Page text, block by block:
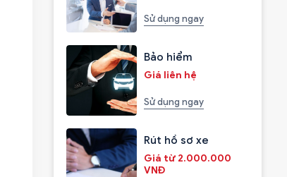
Sử dụng ngay
Bảo hiểm
Giá liên hệ
Sử dụng ngay
Rút hồ sơ xe
Giá từ 2.000.000
VNĐ